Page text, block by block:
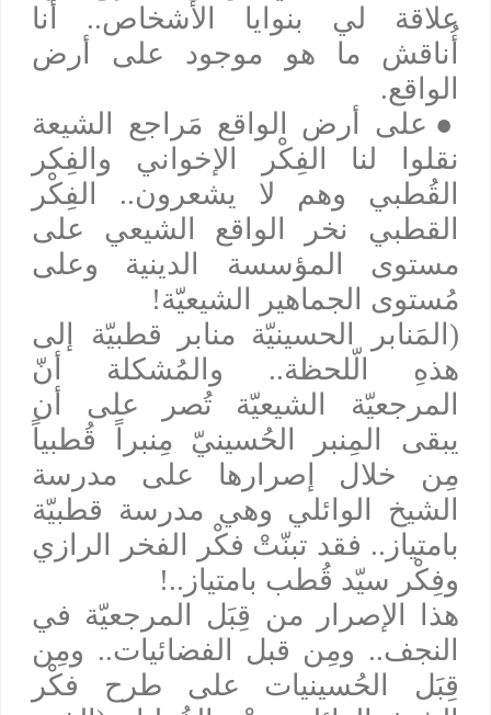
علاقة لي بنوايا الأشخاص.. أنا
أُناقش ما هو موجود على أرض
الواقع.
●على أرض الواقع مَراجع الشيعة
نقلوا لنا الفِكْر الإخواني والفِكر
القُطبي وهم لا يشعرون.. الفِكْر
القطبي نخر الواقع الشيعي على
مستوى المؤسسة الدينية وعلى
مُستوى الجماهير الشيعيّة!
(المَنابر الحسينيّة منابر قطبيّة إلى
هذهِ الّلحظة.. والمُشكلة أنّ
المرجعيّة الشيعيّة تُصر على أن
يبقى المِنبر الحُسينيّ مِنبراً قُطبياً
مِن خلال إصرارها على مدرسة
الشيخ الوائلي وهي مدرسة قطبيّة
بامتياز.. فقد تبنّتْ فكْر الفخر الرازي
وفِكْر سيّد قُطب بامتياز..!
هذا الإصرار من قِبَل المرجعيّة في
النجف.. ومِن قبل الفضائيات.. ومِن
قِبَل الحُسينيات على طرح فكْر